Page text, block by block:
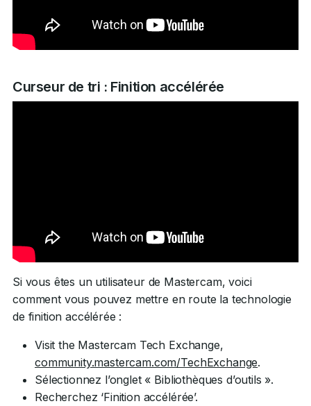
Curseur de tri : Finition accélérée
Si vous êtes un utilisateur de Mastercam, voici
comment vous pouvez mettre en route la technologie
de finition accélérée :
Visit the Mastercam Tech Exchange,
community.mastercam.com/TechExchange.
Sélectionnez l’onglet « Bibliothèques d’outils ».
Recherchez ‘Finition accélérée’.